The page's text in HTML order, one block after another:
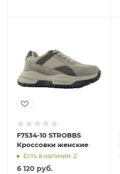
F7534-10 STROBBS
Кроссовки женские
Есть в наличии: 2
6 120 руб.